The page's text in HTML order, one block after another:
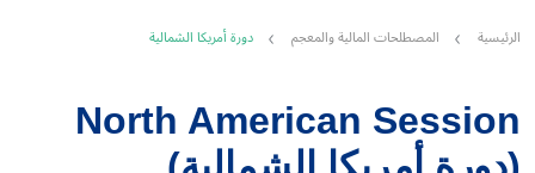
الرئيسية المصطلحات المالية والمعجم دورة أمريكا الشمالية
North American Session